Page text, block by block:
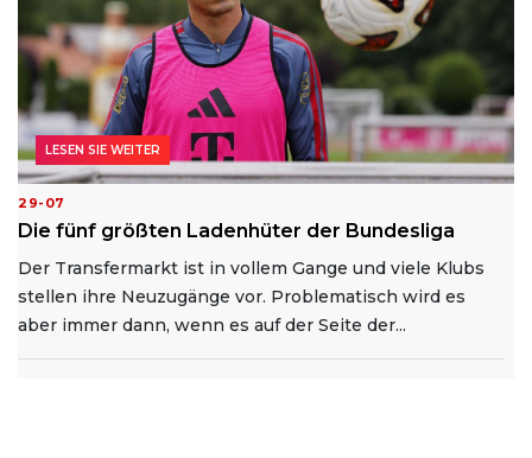
29-07
Die fünf größten Ladenhüter der Bundesliga
Der Transfermarkt ist in vollem Gange und viele Klubs
stellen ihre Neuzugänge vor. Problematisch wird es
aber immer dann, wenn es auf der Seite der...
LESEN SIE WEITER